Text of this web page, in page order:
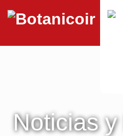
Noticias